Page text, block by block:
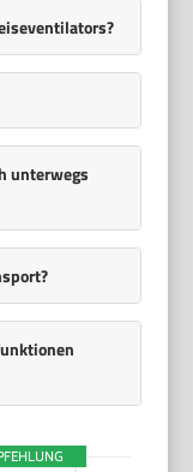
unterwegs